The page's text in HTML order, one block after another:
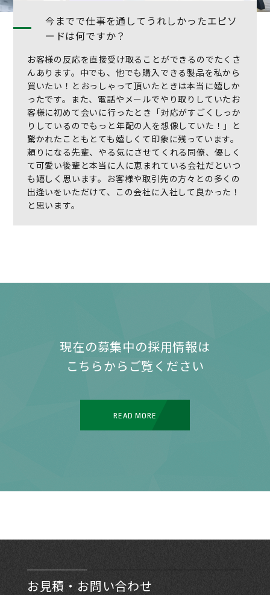
今までで仕事を通してうれしかったエピソ
ードは何ですか？
お客様の反応を直接受け取ることができるのでたくさ
んあります。中でも、他でも購入できる製品を私から
買いたい！とおっしゃって頂いたときは本当に嬉しか
ったです。また、電話やメールでやり取りしていたお
客様に初めて会いに行ったとき「対応がすごくしっか
りしているのでもっと年配の人を想像していた！」と
驚かれたこともとても嬉しくて印象に残っています。
頼りになる先輩、やる気にさせてくれる同僚、優しく
て可愛い後輩と本当に人に恵まれている会社だといつ
も嬉しく思います。お客様や取引先の方々との多くの
出逢いをいただけて、この会社に入社して良かった！
と思います。
現在の募集中の採用情報は
こちらからご覧ください
READ MORE
お見積・お問い合わせ